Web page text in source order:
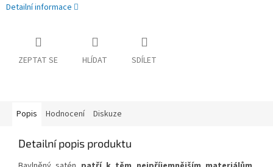
Detailní informace
ZEPTAT SE HLÍDAT SDÍLET
Popis Hodnocení Diskuze
Detailní popis produktu